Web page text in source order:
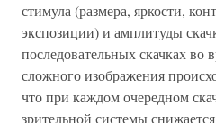
стимула (размера, яркости,
экспозиции) и амплитуды
последовательных скачках во
сложного изображения
что при каждом очередном
зрительной системы